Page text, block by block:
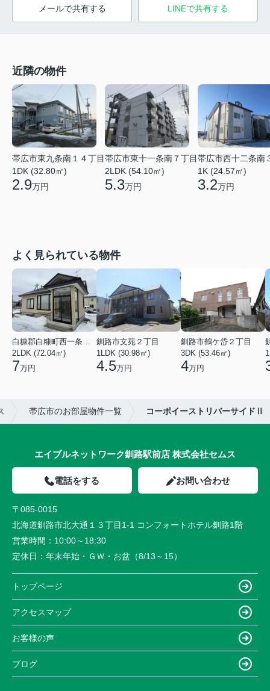
メールで共有する LINEで共有する
近隣の物件
帯広市東九条南１４丁目
1DK (32.80㎡)
2.9万円
帯広市東十一条南７丁目
2LDK (54.10㎡)
5.3万円
帯広市西十二条南
1K (24.57㎡)
3.2万円
よく見られている物件
白糠郡白糠町西一条南４丁目
2LDK (72.04㎡)
7万円
釧路市文苑２丁目
1LDK (30.98㎡)
4.5万円
釧路市鶴ケ岱２丁目
3DK (53.46㎡)
4万円
帯広市のお部屋物件一覧 コーポイーストリバーサイドⅡ
エイブルネットワーク釧路駅前店 株式会社セムス
電話をする お問い合わせ
〒085-0015
北海道釧路市北大通１３丁目1-1 コンフォートホテル釧路1階
営業時間： 10:00～18:30
定休日： 年末年始・ＧＷ・お盆（8/13～15）
トップページ
アクセスマップ
お客様の声
ブログ